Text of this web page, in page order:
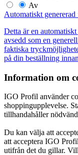
Av
Automatiskt
Detta är en
avsedd som en
faktiska
på din beställning
Information om
IGO Profil använder
shoppingupplevelse.
tillhandahåller
Du kan välja att
att acceptera IGO
utifrån det du gillar.